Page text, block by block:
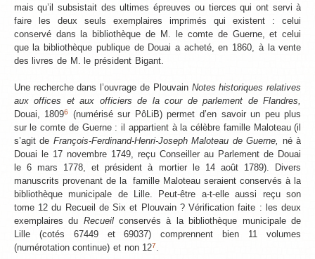
mais qu’il subsistait des ultimes épreuves ou tierces qui ont servi à
faire les deux seuls exemplaires imprimés qui existent : celui
conservé dans la bibliothèque de M. le comte de Guerne, et celui
que la bibliothèque publique de Douai a acheté, en 1860, à la vente
des livres de M. le président Bigant.
Une recherche dans l’ouvrage de Plouvain Notes historiques relatives
aux offices et aux officiers de la cour de parlement de Flandres,
Douai, 18096
(numérisé sur PôLiB) permet d’en savoir un peu plus
sur le comte de Guerne : il appartient à la célèbre famille Maloteau (il
s’agit de François-Ferdinand-Henri-Joseph Maloteau de Guerne, né à
Douai le 17 novembre 1749, reçu Conseiller au Parlement de Douai
le 6 mars 1778, et président à mortier le 14 août 1789). Divers
manuscrits provenant de la famille Maloteau seraient conservés à la
bibliothèque municipale de Lille. Peut-être a-t-elle aussi reçu son
tome 12 du Recueil de Six et Plouvain ? Vérification faite : les deux
exemplaires du Recueilconservés à la bibliothèque municipale de
Lille (cotés 67449 et 69037) comprennent bien 11 volumes
(numérotation continue) et non 127.